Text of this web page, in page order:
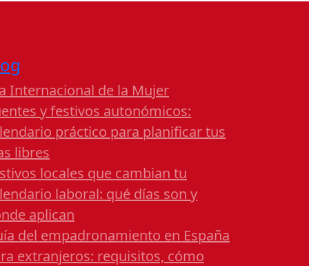
Internacional de la Mujer
y festivos autonómicos:
práctico para planificar tus
libres
locales que cambian tu
laboral: qué días son y
aplican
del empadronamiento en España
extranjeros: requisitos, cómo